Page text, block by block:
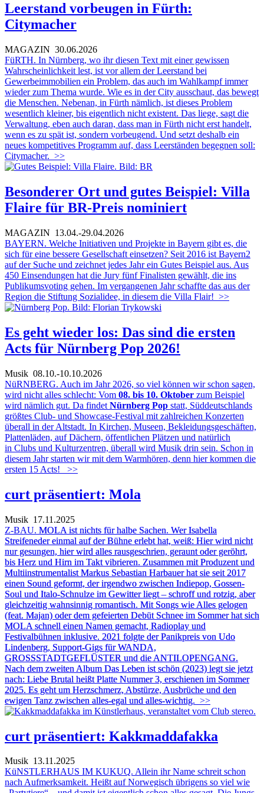
Leerstand vorbeugen in Fürth:
Citymacher
MAGAZIN 30.06.2026
FüRTH. In Nürnberg, wo ihr diesen Text mit einer gewissen
Wahrscheinlichkeit lest, ist vor allem der Leerstand bei
Gewerbeimmobilien ein Problem, das auch im Wahlkampf immer
wieder zum Thema wurde. Wie es in der City ausschaut, das bewegt
die Menschen. Nebenan, in Fürth nämlich, ist dieses Problem
wesentlich kleiner, bis eigentlich nicht existent. Das liege, sagt die
Verwaltung, eben auch daran, dass man in Fürth nicht erst handelt,
wenn es zu spät ist, sondern vorbeugend. Und setzt deshalb ein
neues kompetitives Programm auf, dass Leerständen begegnen soll:
Citymacher. >>
Besonderer Ort und gutes Beispiel: Villa
Flaire für BR-Preis nominiert
MAGAZIN 13.04.-29.04.2026
BAYERN. Welche Initiativen und Projekte in Bayern gibt es, die
sich für eine bessere Gesellschaft einsetzen? Seit 2016 ist Bayern2
auf der Suche und zeichnet jedes Jahr ein Gutes Beispiel aus. Aus
450 Einsendungen hat die Jury fünf Finalisten gewählt, die ins
Publikumsvoting gehen. Im vergangenen Jahr schaffte das aus der
Region die Stiftung Sozialidee, in diesem die Villa Flair! >>
Es geht wieder los: Das sind die ersten
Acts für Nürnberg Pop 2026!
Musik 08.10.-10.10.2026
NüRNBERG. Auch im Jahr 2026, so viel können wir schon sagen,
wird nicht alles schlecht: Vom 08. bis 10. Oktober zum Beispiel
wird nämlich gut. Da findet Nürnberg Pop statt, Süddeutschlands
größtes Club- und Showcase-Festival mit zahlreichen Konzerten
überall in der Altstadt. In Kirchen, Museen, Bekleidungsgeschäften,
Plattenläden, auf Dächern, öffentlichen Plätzen und natürlich
in Clubs und Kulturzentren, überall wird Musik drin sein. Schon in
diesem Jahr starten wir mit dem Warmhören, denn hier kommen die
ersten 15 Acts!
>>
curt präsentiert: Mola
Musik 17.11.2025
Z-BAU. MOLA ist nichts für halbe Sachen. Wer Isabella
Streifeneder einmal auf der Bühne erlebt hat, weiß: Hier wird nicht
nur gesungen, hier wird alles rausgeschrien, geraunt oder geröhrt,
bis Herz und Hirn im Takt vibrieren. Zusammen mit Produzent und
Multiinstrumentalist Markus Sebastian Harbauer hat sie seit 2017
einen Sound geformt, der irgendwo zwischen Indiepop, Gossen-
Soul und Italo-Schnulze im Gewitter liegt – schroff und rotzig, aber
gleichzeitig wahnsinnig romantisch. Mit Songs wie Alles gelogen
(feat. Majan) oder dem gefeierten Debüt Schnee im Sommer hat sich
MOLA schnell einen Namen gemacht, Radioplay und
Festivalbühnen inklusive. 2021 folgte der Panikpreis von Udo
Lindenberg, Support-Gigs für WANDA,
GROSSSTADTGEFLÜSTER und die ANTILOPENGANG.
Nach dem zweiten Album Das Leben ist schön (2023) legt sie jetzt
nach: Liebe Brutal heißt Platte Nummer 3, erschienen im Sommer
2025. Es geht um Herzschmerz, Abstürze, Ausbrüche und den
ewigen Tanz zwischen alles-egal und alles-wichtig. >>
curt präsentiert: Kakkmaddafakka
Musik 13.11.2025
KüNSTLERHAUS IM KUKUQ. Allein ihr Name schreit schon
nach Aufmerksamkeit. Heißt auf Norwegisch übrigens so viel wie